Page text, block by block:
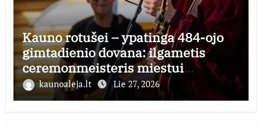
Kauno rotušei – ypatinga 484-ojo
gimtadienio dovana: ilgametis
ceremonmeisteris miestui
perduoda dešimtmečius kauptą
istorijos kolekciją
kaunoaleja.lt Lie 27, 2026